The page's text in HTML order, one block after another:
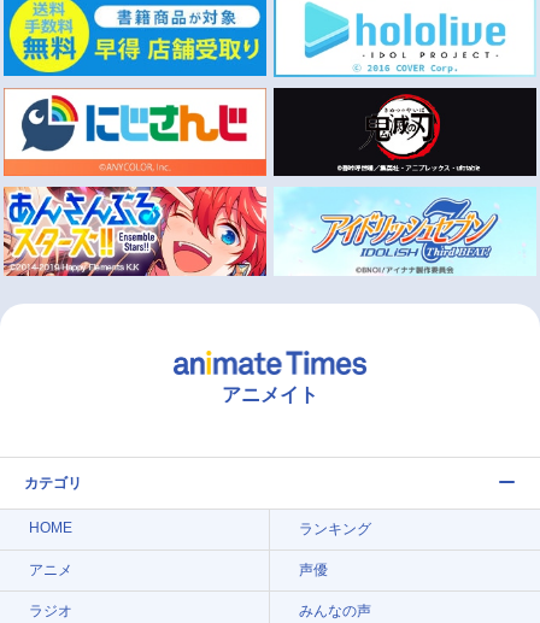
アニメイト
カテゴリ
HOME ランキング
アニメ 声優
ラジオ みんなの声